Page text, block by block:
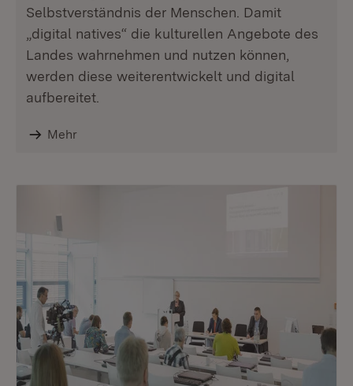
Selbstverständnis der Menschen. Damit
„digital natives“ die kulturellen Angebote des
Landes wahrnehmen und nutzen können,
werden diese weiterentwickelt und digital
aufbereitet.
Mehr